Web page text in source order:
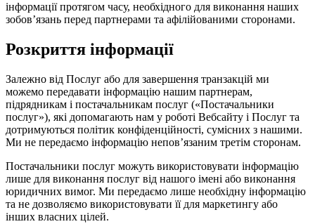
інформації протягом часу, необхідного для виконання наших
зобов’язань перед партнерами та афілійованими сторонами.
Розкриття інформації
Залежно від Послуг або для завершення транзакцій ми
можемо передавати інформацію нашим партнерам,
підрядникам і постачальникам послуг («Постачальники
послуг»), які допомагають нам у роботі Вебсайту і Послуг та
дотримуються політик конфіденційності, сумісних з нашими.
Ми не передаємо інформацію непов’язаним третім сторонам.
Постачальники послуг можуть використовувати інформацію
лише для виконання послуг від нашого імені або виконання
юридичних вимог. Ми передаємо лише необхідну інформацію
та не дозволяємо використовувати її для маркетингу або
інших власних цілей.